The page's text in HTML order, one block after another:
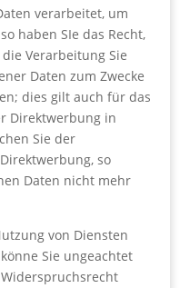
verarbeitet, um
haben SIe das Recht,
Verarbeitung Sie
Daten zum Zwecke
dies gilt auch für das
Direktwerbung in
Sie der
so
Daten nicht mehr
von Diensten
Sie ungeachtet